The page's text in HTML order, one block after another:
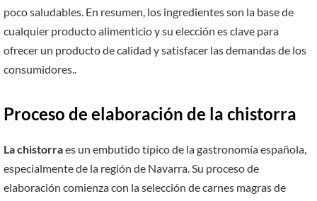
poco saludables. En resumen, los ingredientes son la base de
cualquier producto alimenticio y su elección es clave para
ofrecer un producto de calidad y satisfacer las demandas de los
consumidores..
Proceso de elaboración de la chistorra
La chistorraes un embutido típico de la gastronomía española,
especialmente de la región de Navarra. Su proceso de
elaboración comienza con la selección de carnes magras de